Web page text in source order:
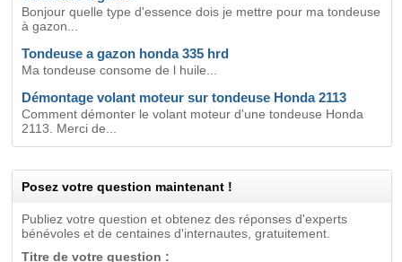
Bonjour quelle type d'essence dois je mettre pour ma tondeuse
à gazon...
Tondeuse a gazon honda 335 hrd
Ma tondeuse consome de l huile...
Démontage volant moteur sur tondeuse Honda 2113
Comment démonter le volant moteur d'une tondeuse Honda
2113. Merci de...
Posez votre question maintenant !
Publiez votre question et obtenez des réponses d'experts
bénévoles et de centaines d'internautes, gratuitement.
Titre de votre question :